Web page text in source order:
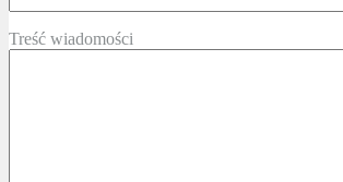
Treść wiadomości